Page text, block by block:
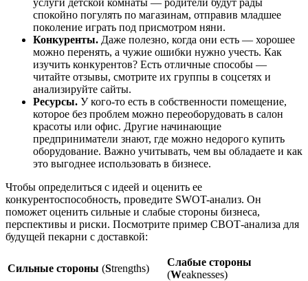
спокойно погулять по магазинам, отправив младшее
поколение играть под присмотром няни.
Конкуренты. Даже полезно, когда они есть — хорошее
можно перенять, а чужие ошибки нужно учесть. Как
изучить конкурентов? Есть отличные способы —
читайте отзывы, смотрите их группы в соцсетях и
анализируйте сайты.
Ресурсы. У кого-то есть в собственности помещение,
которое без проблем можно переоборудовать в салон
красоты или офис. Другие начинающие
предприниматели знают, где можно недорого купить
оборудование. Важно учитывать, чем вы обладаете и как
это выгоднее использовать в бизнесе.
Чтобы определиться с идеей и оценить ее
конкурентоспособность, проведите SWOT-анализ. Он
поможет оценить сильные и слабые стороны бизнеса,
перспективы и риски. Посмотрите пример СВОТ-анализа для
будущей пекарни с доставкой:
Сильные стороны (Strengths)
Слабые стороны
(Weaknesses)